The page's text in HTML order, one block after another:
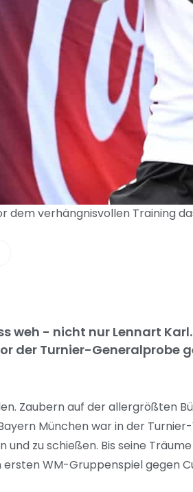
verhängnisvollen Training
weh - nicht nur Lennart
der Turnier-Generalprobe
Zaubern auf der allergrößten
München war in der
und zu schießen. Bis seine
WM-Gruppenspiel gegen